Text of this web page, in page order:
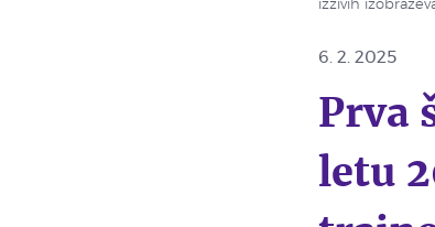
izzivih
6. 2. 2025
Prva
letu